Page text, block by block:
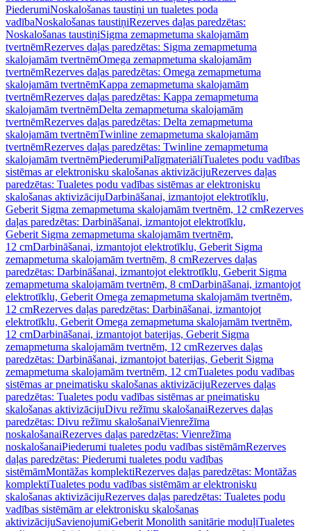
PiederumiNoskalošanas taustiņi un tualetes poda
vadībaNoskalošanas taustiņiRezerves daļas paredzētas:
Noskalošanas taustiņiSigma zemapmetuma skalojamām
tvertnēmRezerves daļas paredzētas: Sigma zemapmetuma
skalojamām tvertnēmOmega zemapmetuma skalojamām
tvertnēmRezerves daļas paredzētas: Omega zemapmetuma
skalojamām tvertnēmKappa zemapmetuma skalojamām
tvertnēmRezerves daļas paredzētas: Kappa zemapmetuma
skalojamām tvertnēmDelta zemapmetuma skalojamām
tvertnēmRezerves daļas paredzētas: Delta zemapmetuma
skalojamām tvertnēmTwinline zemapmetuma skalojamām
tvertnēmRezerves daļas paredzētas: Twinline zemapmetuma
skalojamām tvertnēmPiederumiPalīgmateriāliTualetes podu vadības
sistēmas ar elektronisku skalošanas aktivizācijuRezerves daļas
paredzētas: Tualetes podu vadības sistēmas ar elektronisku
skalošanas aktivizācijuDarbināšanai, izmantojot elektrotīklu,
Geberit Sigma zemapmetuma skalojamām tvertnēm, 12 cmRezerves
daļas paredzētas: Darbināšanai, izmantojot elektrotīklu,
Geberit Sigma zemapmetuma skalojamām tvertnēm,
12 cmDarbināšanai, izmantojot elektrotīklu, Geberit Sigma
zemapmetuma skalojamām tvertnēm, 8 cmRezerves daļas
paredzētas: Darbināšanai, izmantojot elektrotīklu, Geberit Sigma
zemapmetuma skalojamām tvertnēm, 8 cmDarbināšanai, izmantojot
elektrotīklu, Geberit Omega zemapmetuma skalojamām tvertnēm,
12 cmRezerves daļas paredzētas: Darbināšanai, izmantojot
elektrotīklu, Geberit Omega zemapmetuma skalojamām tvertnēm,
12 cmDarbināšanai, izmantojot baterijas, Geberit Sigma
zemapmetuma skalojamām tvertnēm, 12 cmRezerves daļas
paredzētas: Darbināšanai, izmantojot baterijas, Geberit Sigma
zemapmetuma skalojamām tvertnēm, 12 cmTualetes podu vadības
sistēmas ar pneimatisku skalošanas aktivizācijuRezerves daļas
paredzētas: Tualetes podu vadības sistēmas ar pneimatisku
skalošanas aktivizācijuDivu režīmu skalošanaiRezerves daļas
paredzētas: Divu režīmu skalošanaiVienrežīma
noskalošanaiRezerves daļas paredzētas: Vienrežīma
noskalošanaiPiederumi tualetes podu vadības sistēmāmRezerves
daļas paredzētas: Piederumi tualetes podu vadības
sistēmāmMontāžas komplektiRezerves daļas paredzētas: Montāžas
komplektiTualetes podu vadības sistēmām ar elektronisku
skalošanas aktivizācijuRezerves daļas paredzētas: Tualetes podu
vadības sistēmām ar elektronisku skalošanas
aktivizācijuSavienojumiGeberit Monolith sanitārie moduļiTualetes